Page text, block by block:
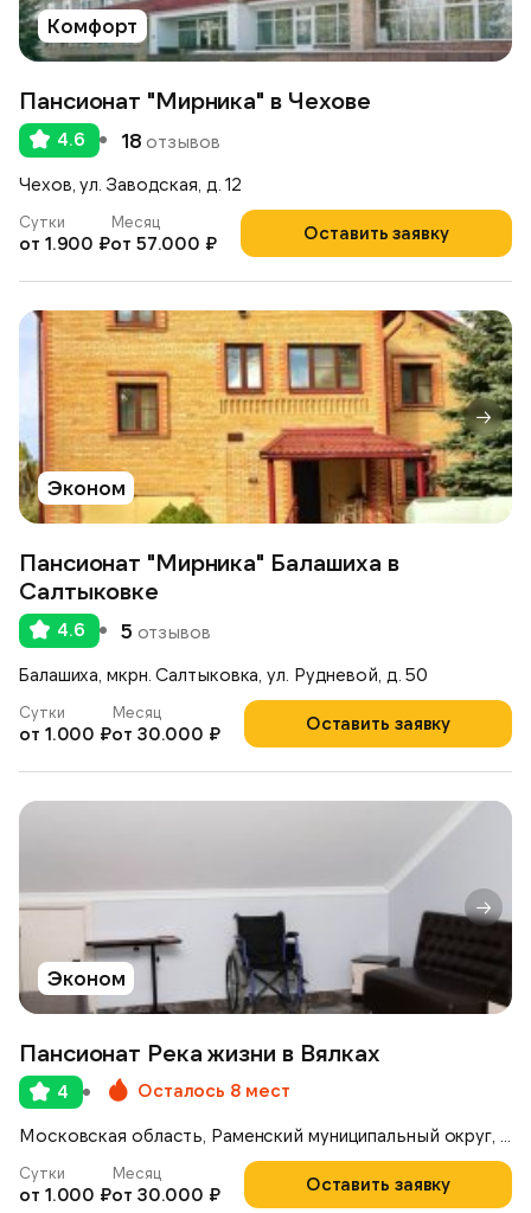
Комфорт
Пансионат "Мирника" в Чехове
4.6 18 отзывов
Чехов, ул. Заводская, д. 12
Оставить заявку
Сутки
от 1.900 ₽
Месяц
от 57.000 ₽
Эконом
Пансионат "Мирника" Балашиха в
Салтыковке
4.6 5 отзывов
Балашиха, мкрн. Салтыковка, ул. Рудневой, д. 50
Оставить заявку
Сутки
от 1.000 ₽
Месяц
от 30.000 ₽
Эконом
Пансионат Река жизни в Вялках
4 Осталось 8 мест
Оставить заявку
Сутки
от 1.000 ₽
Месяц
от 30.000 ₽